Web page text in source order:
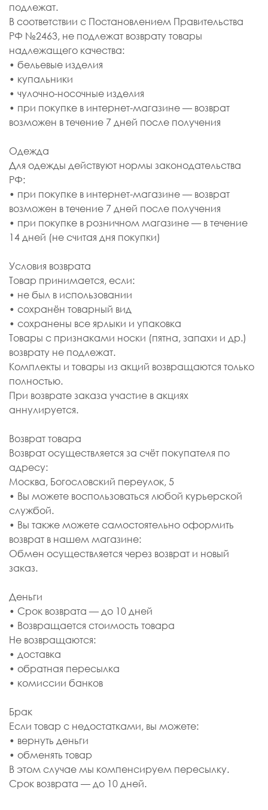
подлежат.
В соответствии с Постановлением Правительства
РФ №2463, не подлежат возврату товары
надлежащего качества:
• бельевые изделия
• купальники
• чулочно-носочные изделия
• при покупке в интернет-магазине — возврат
возможен в течение 7 дней после получения
Одежда
Для одежды действуют нормы законодательства
РФ:
• при покупке в интернет-магазине — возврат
возможен в течение 7 дней после получения
• при покупке в розничном магазине — в течение
14 дней (не считая дня покупки)
Условия возврата
Товар принимается, если:
• не был в использовании
• сохранён товарный вид
• сохранены все ярлыки и упаковка
Товары с признаками носки (пятна, запахи и др.)
возврату не подлежат.
Комплекты и товары из акций возвращаются только
полностью.
При возврате заказа участие в акциях
аннулируется.
Возврат товара
Возврат осуществляется за счёт покупателя по
адресу:
Москва, Богословский переулок, 5
• Вы можете воспользоваться любой курьерской
службой.
• Вы также можете самостоятельно оформить
возврат в нашем магазине:
Обмен осуществляется через возврат и новый
заказ.
Деньги
• Срок возврата — до 10 дней
• Возвращается стоимость товара
Не возвращаются:
• доставка
• обратная пересылка
• комиссии банков
Брак
Если товар с недостатками, вы можете:
• вернуть деньги
• обменять товар
В этом случае мы компенсируем пересылку.
Срок возврата — до 10 дней.